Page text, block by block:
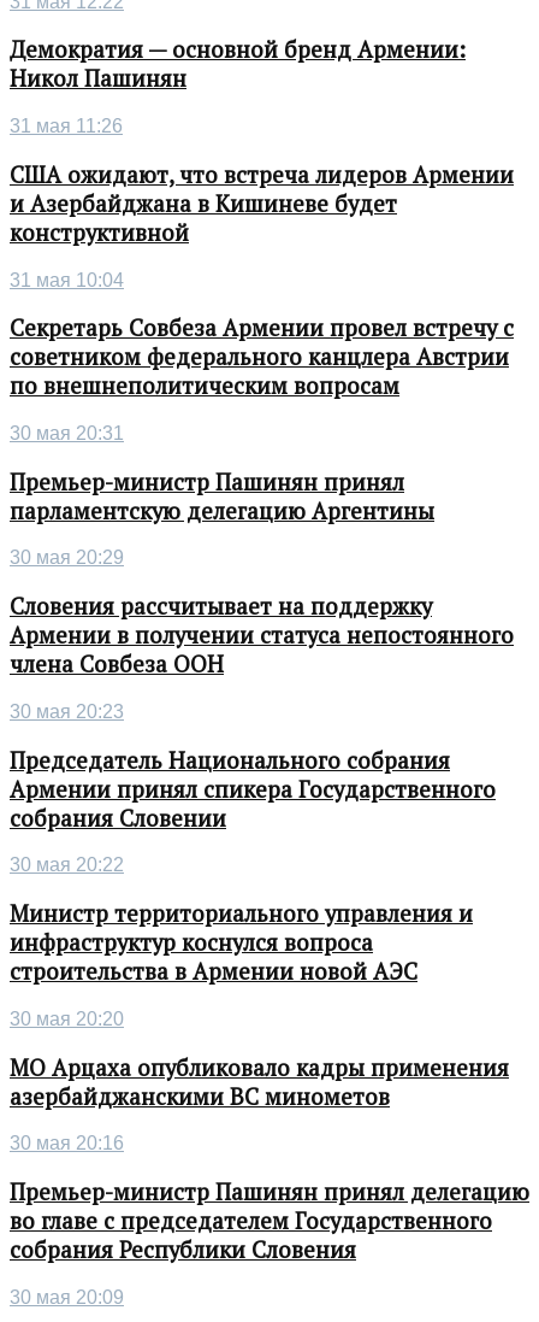
Демократия — основной бренд Армении:
Никол Пашинян
31 мая 11:26
США ожидают, что встреча лидеров Армении
и Азербайджана в Кишиневе будет
конструктивной
31 мая 10:04
Секретарь Совбеза Армении провел встречу с
советником федерального канцлера Австрии
по внешнеполитическим вопросам
30 мая 20:31
Премьер-министр Пашинян принял
парламентскую делегацию Аргентины
30 мая 20:29
Словения рассчитывает на поддержку
Армении в получении статуса непостоянного
члена Совбеза ООН
30 мая 20:23
Председатель Национального собрания
Армении принял спикера Государственного
собрания Словении
30 мая 20:22
Министр территориального управления и
инфраструктур коснулся вопроса
строительства в Армении новой АЭС
30 мая 20:20
МО Арцаха опубликовало кадры применения
азербайджанскими ВС минометов
30 мая 20:16
Премьер-министр Пашинян принял делегацию
во главе с председателем Государственного
собрания Республики Словения
30 мая 20:09